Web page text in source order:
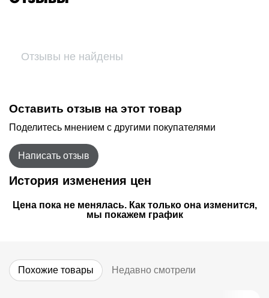
Отзывы не найдены
Оставить отзыв на этот товар
Поделитесь мнением с другими покупателями
Написать отзыв
История изменения цен
Цена пока не менялась. Как только она изменится,
мы покажем график
Похожие товары Недавно смотрели